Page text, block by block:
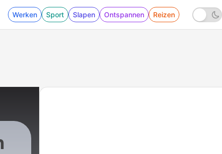
Werken Sport Slapen Ontspannen Reizen